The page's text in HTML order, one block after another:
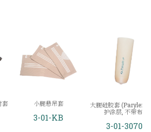
套 小腿悬吊套
3-01-KB
大腿硅胶套
护涂层, 不带布)
3-01-3070